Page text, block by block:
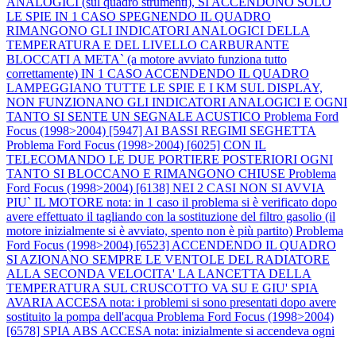
LE SPIE IN 1 CASO SPEGNENDO IL QUADRO
RIMANGONO GLI INDICATORI ANALOGICI DELLA
TEMPERATURA E DEL LIVELLO CARBURANTE
BLOCCATI A META` (a motore avviato funziona tutto
correttamente) IN 1 CASO ACCENDENDO IL QUADRO
LAMPEGGIANO TUTTE LE SPIE E I KM SUL DISPLAY,
NON FUNZIONANO GLI INDICATORI ANALOGICI E OGNI
TANTO SI SENTE UN SEGNALE ACUSTICO Problema Ford
Focus (1998>2004) [5947] AI BASSI REGIMI SEGHETTA
Problema Ford Focus (1998>2004) [6025] CON IL
TELECOMANDO LE DUE PORTIERE POSTERIORI OGNI
TANTO SI BLOCCANO E RIMANGONO CHIUSE Problema
Ford Focus (1998>2004) [6138] NEI 2 CASI NON SI AVVIA
PIU` IL MOTORE nota: in 1 caso il problema si è verificato dopo
avere effettuato il tagliando con la sostituzione del filtro gasolio (il
motore inizialmente si è avviato, spento non è più partito) Problema
Ford Focus (1998>2004) [6523] ACCENDENDO IL QUADRO
SI AZIONANO SEMPRE LE VENTOLE DEL RADIATORE
ALLA SECONDA VELOCITA' LA LANCETTA DELLA
TEMPERATURA SUL CRUSCOTTO VA SU E GIU' SPIA
AVARIA ACCESA nota: i problemi si sono presentati dopo avere
sostituito la pompa dell'acqua Problema Ford Focus (1998>2004)
[6578] SPIA ABS ACCESA nota: inizialmente si accendeva ogni